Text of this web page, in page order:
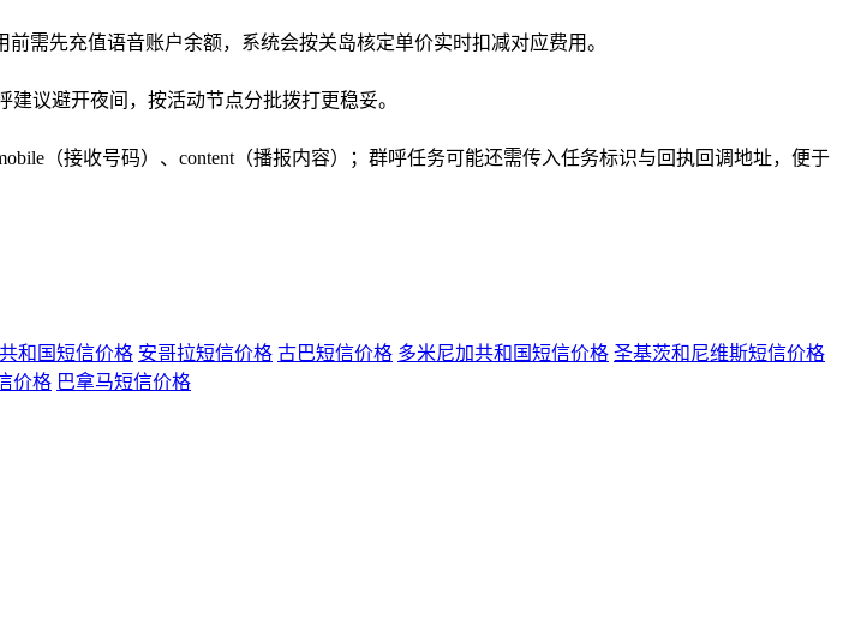
需先充值语音账户余额，系统会按关岛核定单价实时扣减对应费用。
议避开夜间，按活动节点分批拨打更稳妥。
（接收号码）、content（播报内容）；群呼任务可能还需传入任务标识与回执回调地址，便于
和国短信价格 安哥拉短信价格 古巴短信价格 多米尼加共和国短信价格 圣基茨和尼维斯短信价格
价格 巴拿马短信价格